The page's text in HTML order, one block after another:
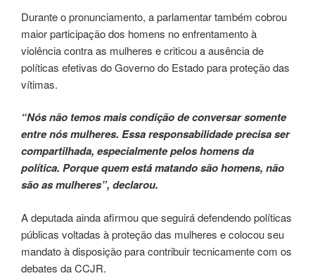
Durante o pronunciamento, a parlamentar também cobrou
maior participação dos homens no enfrentamento à
violência contra as mulheres e criticou a ausência de
políticas efetivas do Governo do Estado para proteção das
vítimas.
“Nós não temos mais condição de conversar somente
entre nós mulheres. Essa responsabilidade precisa ser
compartilhada, especialmente pelos homens da
política. Porque quem está matando são homens, não
são as mulheres”, declarou.
A deputada ainda afirmou que seguirá defendendo políticas
públicas voltadas à proteção das mulheres e colocou seu
mandato à disposição para contribuir tecnicamente com os
debates da CCJR.